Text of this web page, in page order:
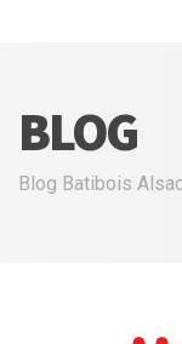
BLOG
Blog Batibois